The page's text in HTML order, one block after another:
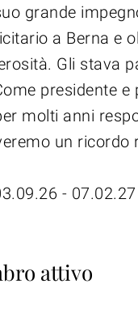
grande
a Berna e
Gli stava
presidente e
molti anni
un ricordo
-
attivo